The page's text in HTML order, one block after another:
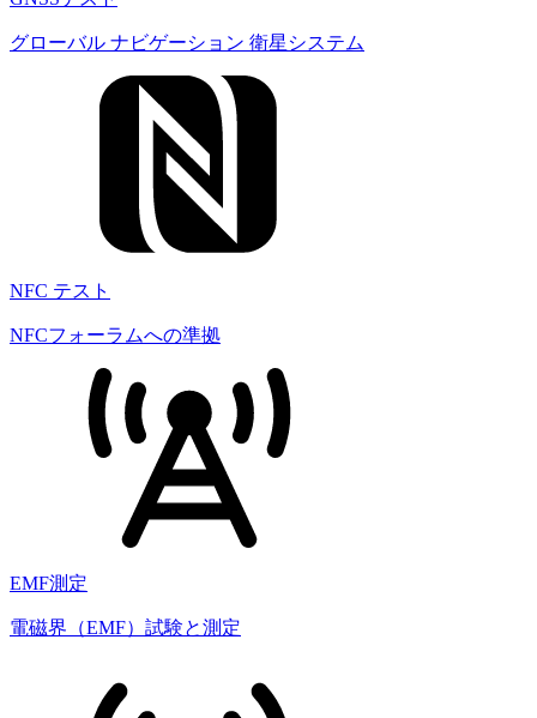
グローバル ナビゲーション 衛星システム
NFC テスト
NFCフォーラムへの準拠
EMF測定
電磁界（EMF）試験と測定